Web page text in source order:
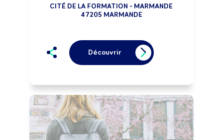
CITÉ DE LA FORMATION - MARMANDE
47205 MARMANDE
Découvrir